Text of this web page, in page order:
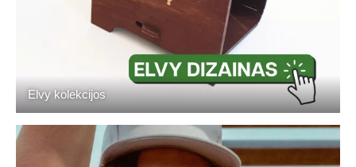
Elvy kolekcijos